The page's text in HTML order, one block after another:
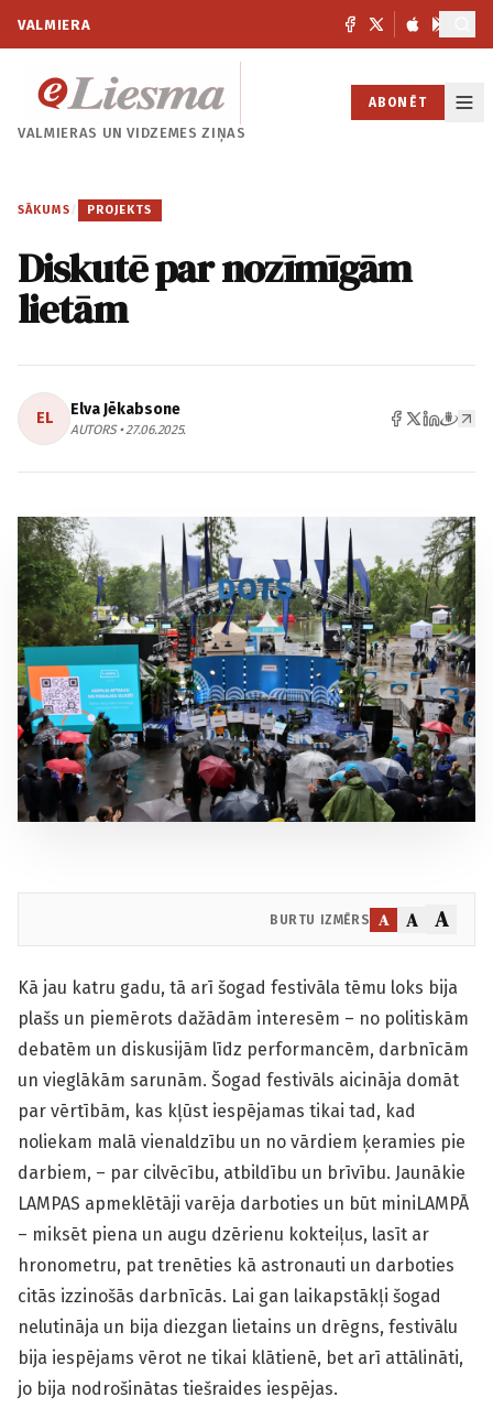
VALMIERA
VALMIERAS UNVIDZEMES ZIŅAS
ABONĒT
SĀKUMS / PROJEKTS
Diskutē par nozīmīgām
lietām
EL Elva Jēkabsone
AUTORS • 27.06.2025.
BURTU IZMĒRS A A A
Kā jau katru gadu, tā arī šogad festivāla tēmu loks bija
plašs un piemērots dažādām interesēm – no politiskām
debatēm un diskusijām līdz performancēm, darbnīcām
un vieglākām sarunām. Šogad festivāls aicināja domāt
par vērtībām, kas kļūst iespējamas tikai tad, kad
noliekam malā vienaldzību un no vārdiem ķeramies pie
darbiem, – par cilvēcību, atbildību un brīvību. Jaunākie
LAMPAS apmeklētāji varēja darboties un būt miniLAMPĀ
– miksēt piena un augu dzērienu kokteiļus, lasīt ar
hronometru, pat trenēties kā astronauti un darboties
citās izzinošās darbnīcās. Lai gan laikapstākļi šogad
nelutināja un bija diezgan lietains un drēgns, festivālu
bija iespējams vērot ne tikai klātienē, bet arī attālināti,
jo bija nodrošinātas tiešraides iespējas.